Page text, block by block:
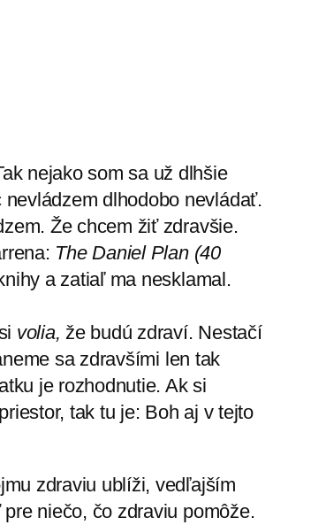
nejako som sa už dlhšie
dlhodobo nevládať.
Že chcem žiť zdravšie.
The Daniel Plan (40
a zatiaľ ma nesklamal.
volia, že budú zdraví. Nestačí
sa zdravšími len tak
je rozhodnutie. Ak si
tak tu je: Boh aj v tejto
zdraviu ublíži, vedľajším
niečo, čo zdraviu pomôže.